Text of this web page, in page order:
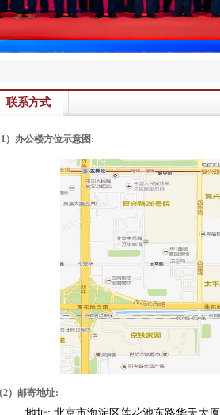
联系方式
1）办公楼方位示意图:
（2）邮寄地址: